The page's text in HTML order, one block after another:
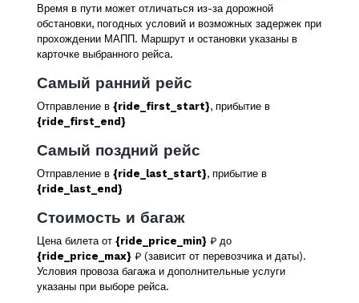
Время в пути может отличаться из-за дорожной
обстановки, погодных условий и возможных задержек при
прохождении МАПП. Маршрут и остановки указаны в
карточке выбранного рейса.
Самый ранний рейс
Отправление в {ride_first_start}, прибытие в
{ride_first_end}
Самый поздний рейс
Отправление в {ride_last_start}, прибытие в
{ride_last_end}
Стоимость и багаж
Цена билета от {ride_price_min} ₽ до
{ride_price_max} ₽ (зависит от перевозчика и даты).
Условия провоза багажа и дополнительные услуги
указаны при выборе рейса.